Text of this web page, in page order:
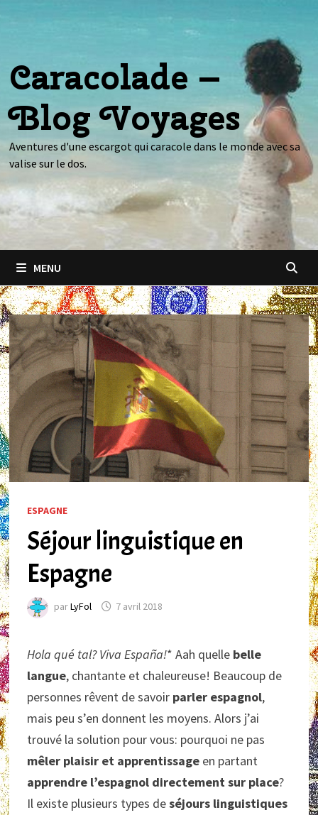
Caracolade –
Blog Voyages
Aventures d'une escargot qui caracole dans le monde avec sa
valise sur le dos.
MENU
ESPAGNE
Séjour linguistique en
Espagne
parLyFol 7 avril 2018
Hola qué tal? Viva España!* Aah quelle belle
langue, chantante et chaleureuse! Beaucoup de
personnes rêvent de savoir parler espagnol,
mais peu s’en donnent les moyens. Alors j’ai
trouvé la solution pour vous: pourquoi ne pas
mêler plaisir et apprentissage en partant
apprendre l’espagnol directement sur place?
Il existe plusieurs types deséjours linguistiques